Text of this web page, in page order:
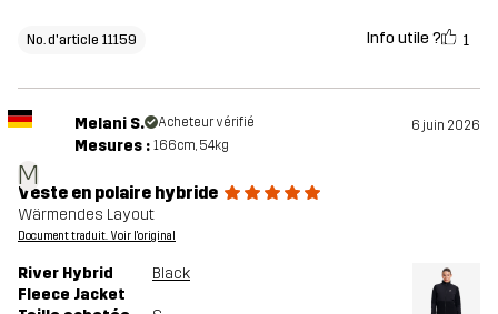
No. d'article 11159 Info utile ? 1
M
Melani S. Acheteur vérifié 6 juin 2026
Mesures : 166cm, 54kg
Veste en polaire hybride
Wärmendes Layout
Document traduit. Voir l'original
River Hybrid
Fleece Jacket
Black